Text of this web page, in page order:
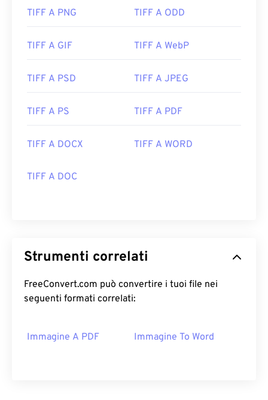
TIFF A PNG TIFF A ODD
TIFF A GIF TIFF A WebP
TIFF A PSD TIFF A JPEG
TIFF A PS TIFF A PDF
TIFF A DOCX TIFF A WORD
TIFF A DOC
Strumenti correlati
FreeConvert.com può convertire i tuoi file nei
seguenti formati correlati:
Immagine A PDF Immagine To Word